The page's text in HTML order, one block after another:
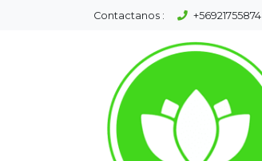
Contactanos : +56921755874